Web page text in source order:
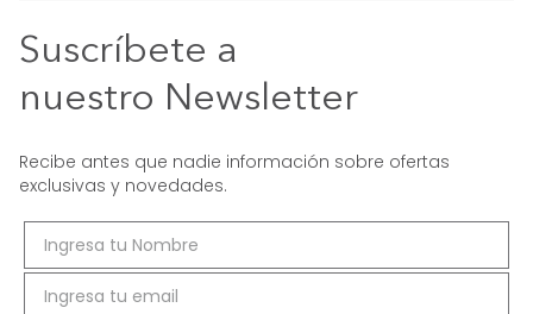
Suscríbete a
nuestro Newsletter
Recibe antes que nadie información sobre ofertas
exclusivas y novedades.